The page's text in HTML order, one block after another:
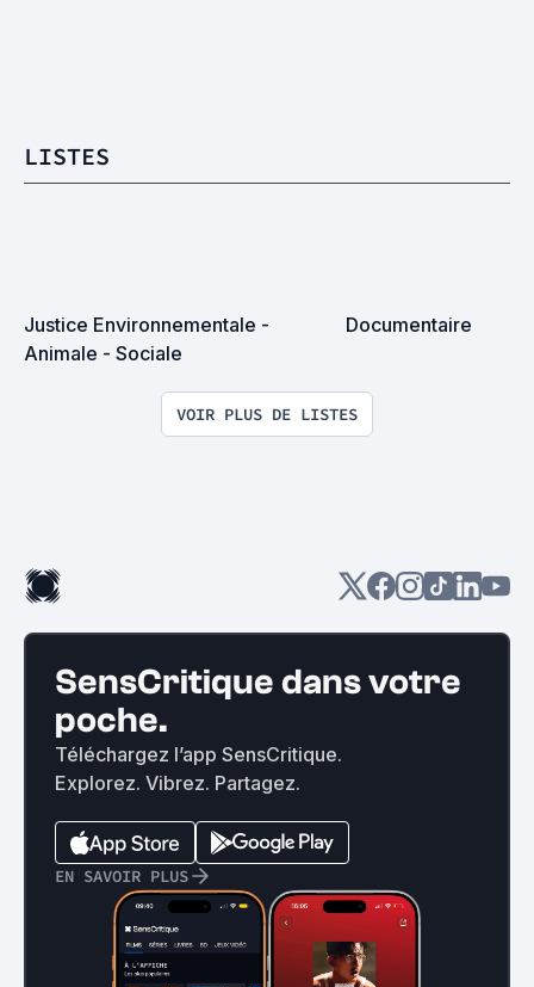
LISTES
Justice Environnementale -
Animale - Sociale
Documentaire
VOIR PLUS DE LISTES
SensCritique dans votre
poche.
Téléchargez l’app SensCritique.
Explorez. Vibrez. Partagez.
EN SAVOIR PLUS